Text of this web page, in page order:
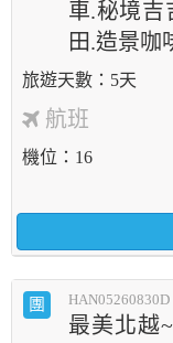
車.秘境吉
田.造景咖
5天
航班
機位 16
團 HAN05260830D
最美北越